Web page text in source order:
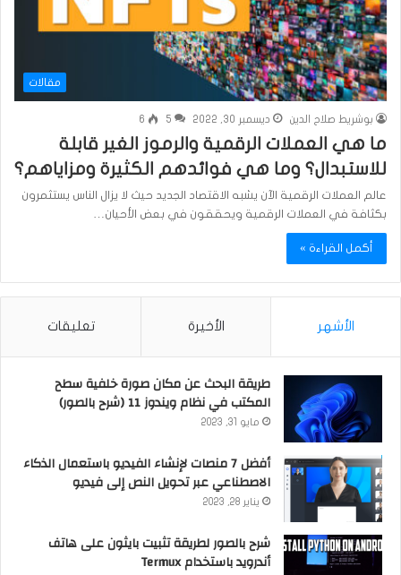
مقالات
بوشريط صلاح الدين ديسمبر 30, 2022 5
6
ما هي العملات الرقمية والرموز الغير قابلة
للاستبدال؟ وما هي فوائدهم الكثيرة ومزاياهم؟
عالم العملات الرقمية الآن يشبه الاقتصاد الجديد حيث لا يزال الناس يستثمرون
بكثافة في العملات الرقمية ويحققون في بعض الأحيان…
أكمل القراءة »
الأشهر الأخيرة تعليقات
طريقة البحث عن مكان صورة خلفية سطح
المكتب في نظام ويندوز 11 (شرح بالصور)
مايو 31, 2023
أفضل 7 منصات لإنشاء الفيديو باستعمال الذكاء
الاصطناعي عبر تحويل النص إلى فيديو
يناير 28, 2023
شرح بالصور لطريقة تثبيت بايثون على هاتف
أندرويد باستخدام Termux